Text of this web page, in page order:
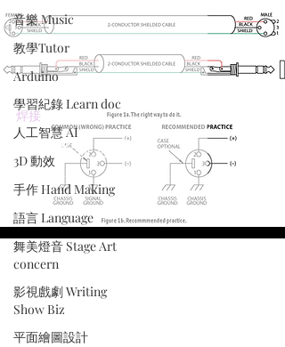
音樂 Music
教學Tutor
Arduino
學習紀錄 Learn doc
人工智慧 AI
3D 動效
手作 Hand Making
語言 Language
舞美燈音 Stage Art
concern
影視戲劇 Writing
Show Biz
平面繪圖設計
音響系統連接
焊接